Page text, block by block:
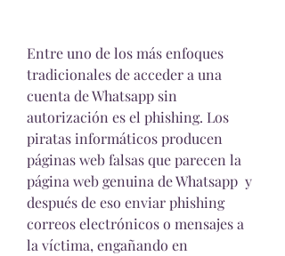
Entre uno de los más enfoques
tradicionales de acceder a una
cuenta de Whatsapp sin
autorización es el phishing. Los
piratas informáticos producen
páginas web falsas que parecen la
página web genuina de Whatsapp  y
después de eso enviar phishing
correos electrónicos o mensajes a
la víctima, engañando en